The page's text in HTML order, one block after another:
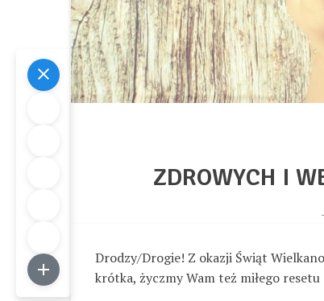
ZDROWYCH I
-
Drodzy/Drogie! Z okazji Świąt
krótka, życzmy Wam też miłego